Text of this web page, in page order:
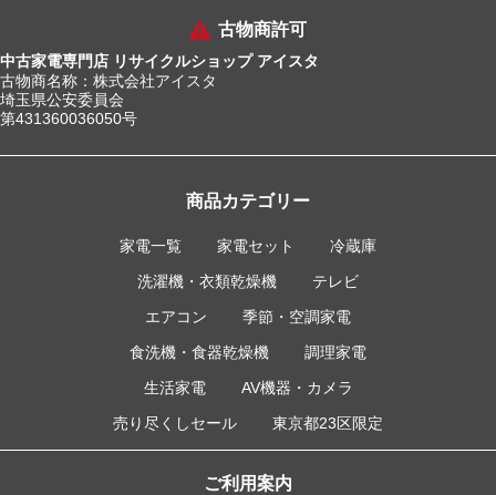
古物商許可
中古家電専門店 リサイクルショップ アイスタ
古物商名称：株式会社アイスタ
埼玉県公安委員会
第431360036050号
商品カテゴリー
家電一覧 家電セット
冷蔵庫
洗濯機・衣類乾燥機
テレビ
エアコン
季節・空調家電
食洗機・食器乾燥機
調理家電
生活家電
AV機器・カメラ
売り尽くしセール
東京都23区限定
ご利用案内